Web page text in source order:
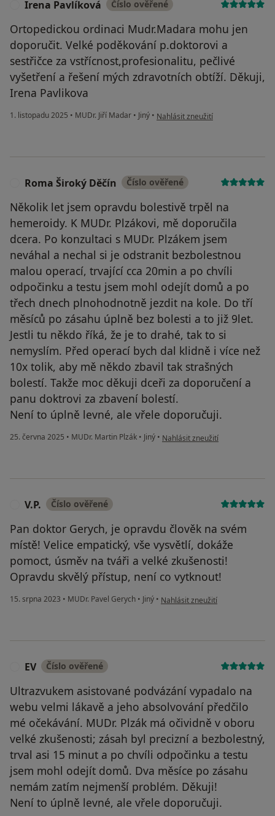
Irena Pavlíková Číslo ověřené
Ortopedickou ordinaci Mudr.Madara mohu jen
doporučit. Velké poděkování p.doktorovi a
sestřičce za vstřícnost,profesionalitu, pečlivé
vyšetření a řešení mých zdravotních obtíží. Děkuji,
Irena Pavlikova
1. listopadu 2025 • MUDr. Jiří Madar • Jiný • podle názoru uživatele Irena
Nahlásit zneužití
Roma Široký Děčín Číslo ověřené
Několik let jsem opravdu bolestivě trpěl na
hemeroidy. K MUDr. Plzákovi, mě doporučila
dcera. Po konzultaci s MUDr. Plzákem jsem
neváhal a nechal si je odstranit bezbolestnou
malou operací, trvající cca 20min a po chvíli
odpočinku a testu jsem mohl odejít domů a po
třech dnech plnohodnotně jezdit na kole. Do tří
měsíců po zásahu úplně bez bolesti a to již 9let.
Jestli tu někdo říká, že je to drahé, tak to si
nemyslím. Před operací bych dal klidně i více než
10x tolik, aby mě někdo zbavil tak strašných
bolestí. Takže moc děkuji dceři za doporučení a
panu doktrovi za zbavení bolestí.
Není to úplně levné, ale vřele doporučuji.
25. června 2025 • MUDr. Martin Plzák • Jiný • podle názoru uživatele Roma
Nahlásit zneužití
V.P. Číslo ověřené
Pan doktor Gerych, je opravdu člověk na svém
místě! Velice empatický, vše vysvětlí, dokáže
pomoct, úsměv na tváři a velké zkušenosti!
Opravdu skvělý přístup, není co vytknout!
15. srpna 2023 • MUDr. Pavel Gerych • Jiný • podle názoru uživatele V.P.
Nahlásit zneužití
EV Číslo ověřené
Ultrazvukem asistované podvázání vypadalo na
webu velmi lákavě a jeho absolvování předčilo
mé očekávání. MUDr. Plzák má očividně v oboru
velké zkušenosti; zásah byl precizní a bezbolestný,
trval asi 15 minut a po chvíli odpočinku a testu
jsem mohl odejít domů. Dva měsíce po zásahu
nemám zatím nejmenší problém. Děkuji!
Není to úplně levné, ale vřele doporučuji.